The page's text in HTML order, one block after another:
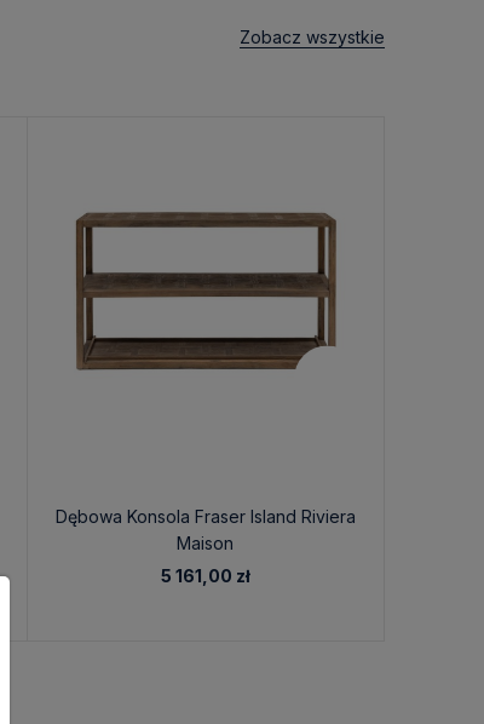
Zobacz wszystkie
Dębowa Konsola Fraser Island Riviera
Maison
5 161,00 zł